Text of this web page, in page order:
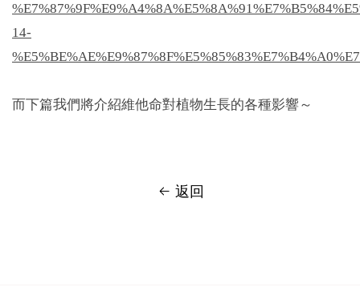
14-
而下篇我們將介紹維他命對植物生長的各種影響～
返回